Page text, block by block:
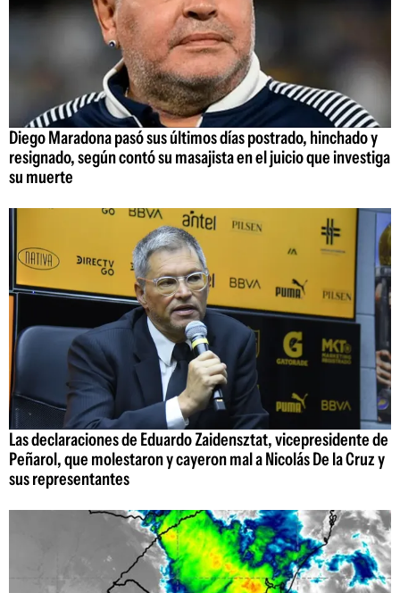
Diego Maradona pasó sus últimos días postrado, hinchado y
resignado, según contó su masajista en el juicio que investiga
su muerte
Las declaraciones de Eduardo Zaidensztat, vicepresidente de
Peñarol, que molestaron y cayeron mal a Nicolás De la Cruz y
sus representantes